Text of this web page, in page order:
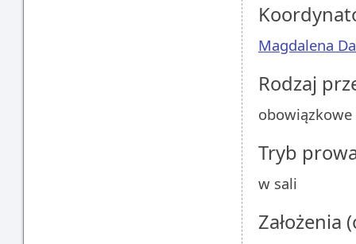
Magdalena
Rodzaj
obowiązkowe
Tryb
w sali
Założenia